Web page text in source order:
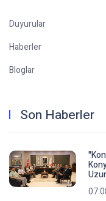
Duyurular
Haberler
Bloglar
Son Haberler